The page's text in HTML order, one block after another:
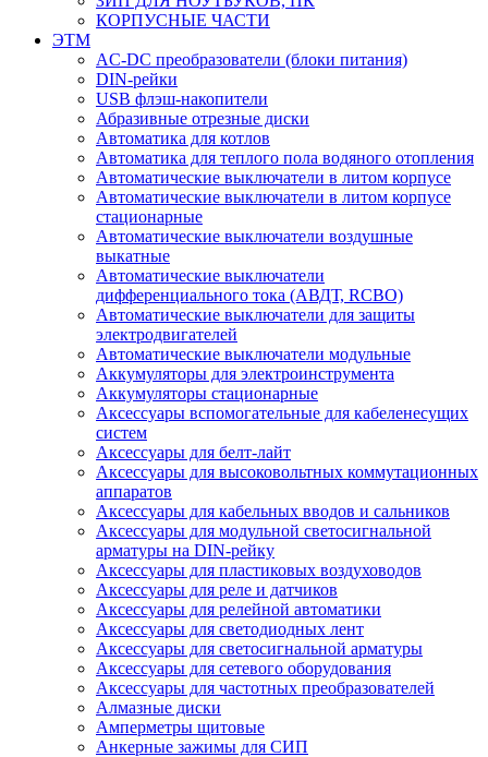
КОРПУСНЫЕ ЧАСТИ
ЭТМ
AC-DC преобразователи (блоки питания)
DIN-рейки
USB флэш-накопители
Абразивные отрезные диски
Автоматика для котлов
Автоматика для теплого пола водяного отопления
Автоматические выключатели в литом корпусе
Автоматические выключатели в литом корпусе
стационарные
Автоматические выключатели воздушные
выкатные
Автоматические выключатели
дифференциального тока (АВДТ, RCBO)
Автоматические выключатели для защиты
электродвигателей
Автоматические выключатели модульные
Аккумуляторы для электроинструмента
Аккумуляторы стационарные
Аксессуары вспомогательные для кабеленесущих
систем
Аксессуары для белт-лайт
Аксессуары для высоковольтных коммутационных
аппаратов
Аксессуары для кабельных вводов и сальников
Аксессуары для модульной светосигнальной
арматуры на DIN-рейку
Аксессуары для пластиковых воздуховодов
Аксессуары для реле и датчиков
Аксессуары для релейной автоматики
Аксессуары для светодиодных лент
Аксессуары для светосигнальной арматуры
Аксессуары для сетевого оборудования
Аксессуары для частотных преобразователей
Алмазные диски
Амперметры щитовые
Анкерные зажимы для СИП